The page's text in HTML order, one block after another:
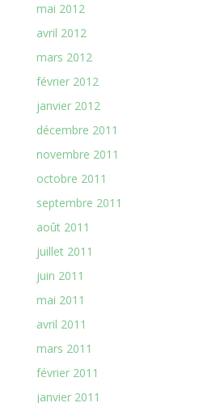
mai 2012
avril 2012
mars 2012
février 2012
janvier 2012
décembre 2011
novembre 2011
octobre 2011
septembre 2011
août 2011
juillet 2011
juin 2011
mai 2011
avril 2011
mars 2011
février 2011
janvier 2011